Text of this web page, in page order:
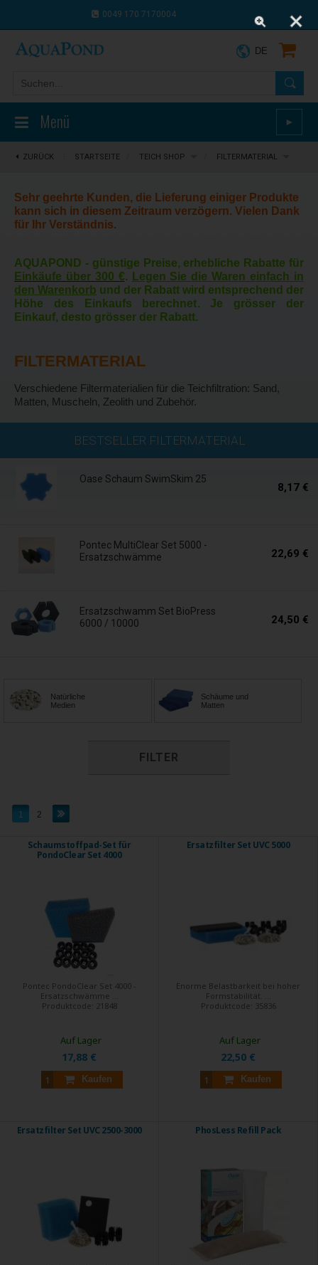
0049 170 7170004
Menü ►
DE
ZURÜCK STARTSEITE TEICH SHOP FILTERMATERIAL
Sehr geehrte Kunden, die Lieferung einiger Produkte
kann sich in diesem Zeitraum verzögern. Vielen Dank
für Ihr Verständnis.
AQUAPOND - günstige Preise, erhebliche Rabatte für
Einkäufe über 300 €. Legen Sie die Waren einfach in
den Warenkorb und der Rabatt wird entsprechend der
Höhe des Einkaufs berechnet. Je grösser der
Einkauf, desto grösser der Rabatt.
FILTERMATERIAL
Verschiedene Filtermaterialien für die Teichfiltration: Sand,
Matten, Muscheln, Zeolith und Zubehör.
BESTSELLER FILTERMATERIAL
Oase Schaum SwimSkim 25
8,17 €
Pontec MultiClear Set 5000 -
Ersatzschwämme
22,69 €
Ersatzschwamm Set BioPress
6000 / 10000
24,50 €
Natürliche
Medien
Schäume und
Matten
FILTER
1 2
Schaumstoffpad-Set für
PondoClear Set 4000
Pontec PondoClear Set 4000 -
Ersatzschwämme ...
Produktcode: 21848
17,88 €
Kaufen
Auf Lager
Ersatzfilter Set UVC 5000
Enorme Belastbarkeit bei hoher
Formstabilität. ...
Produktcode: 35836
22,50 €
Kaufen
Auf Lager
Ersatzfilter Set UVC 2500-3000 PhosLess Refill Pack